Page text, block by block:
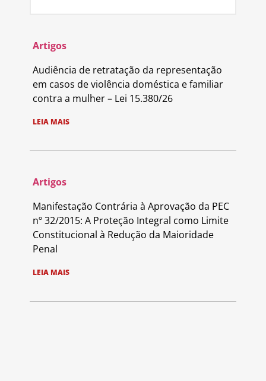
Artigos
Audiência de retratação da representação
em casos de violência doméstica e familiar
contra a mulher – Lei 15.380/26
LEIA MAIS
Artigos
Manifestação Contrária à Aprovação da PEC
nº 32/2015: A Proteção Integral como Limite
Constitucional à Redução da Maioridade
Penal
LEIA MAIS